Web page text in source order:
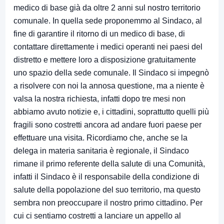
medico di base già da oltre 2 anni sul nostro territorio
comunale. In quella sede proponemmo al Sindaco, al
fine di garantire il ritorno di un medico di base, di
contattare direttamente i medici operanti nei paesi del
distretto e mettere loro a disposizione gratuitamente
uno spazio della sede comunale. Il Sindaco si impegnò
a risolvere con noi la annosa questione, ma a niente è
valsa la nostra richiesta, infatti dopo tre mesi non
abbiamo avuto notizie e, i cittadini, soprattutto quelli più
fragili sono costretti ancora ad andare fuori paese per
effettuare una visita. Ricordiamo che, anche se la
delega in materia sanitaria è regionale, il Sindaco
rimane il primo referente della salute di una Comunità,
infatti il Sindaco è il responsabile della condizione di
salute della popolazione del suo territorio, ma questo
sembra non preoccupare il nostro primo cittadino. Per
cui ci sentiamo costretti a lanciare un appello al